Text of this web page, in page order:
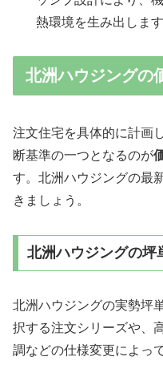
熱環境を生み出します
北洲ハウジングの
注文住宅を具体的に計画
断基準の一つとなるのが
す。北洲ハウジングの最
きましょう。
北洲ハウジングの坪
北洲ハウジングの実勢坪
択する注文シリーズや、
調などの仕様変更によっ